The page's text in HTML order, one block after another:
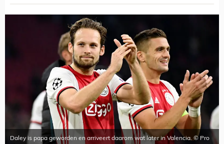
Daley is papa geworden en arriveert daarom wat later in Valencia. © Pro